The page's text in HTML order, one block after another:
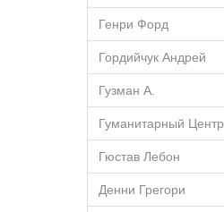
Генри Форд
Гордийчук Андрей
Гузман А.
Гуманитарный Центр
Гюстав Лебон
Денни Грегори